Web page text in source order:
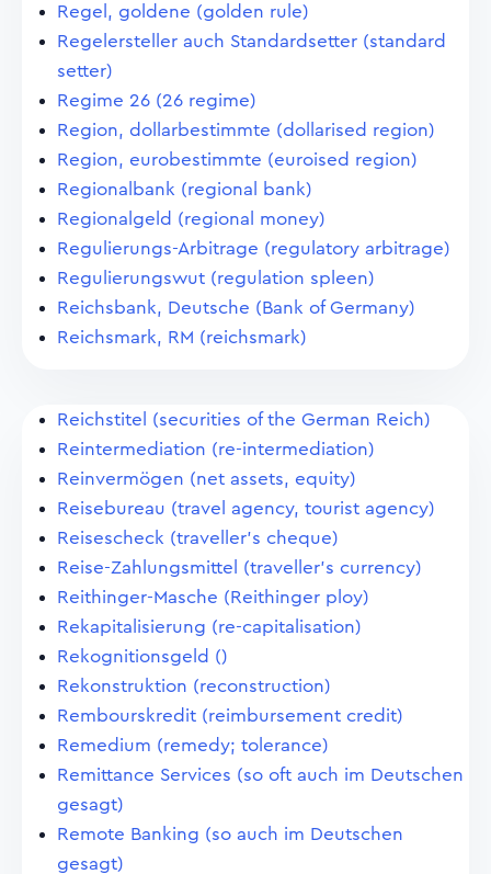
Regel, goldene (golden rule)
Regelersteller auch Standardsetter (standard
setter)
Regime 26 (26 regime)
Region, dollarbestimmte (dollarised region)
Region, eurobestimmte (euroised region)
Regionalbank (regional bank)
Regionalgeld (regional money)
Regulierungs-Arbitrage (regulatory arbitrage)
Regulierungswut (regulation spleen)
Reichsbank, Deutsche (Bank of Germany)
Reichsmark, RM (reichsmark)
Reichstitel (securities of the German Reich)
Reintermediation (re-intermediation)
Reinvermögen (net assets, equity)
Reisebureau (travel agency, tourist agency)
Reisescheck (traveller's cheque)
Reise-Zahlungsmittel (traveller's currency)
Reithinger-Masche (Reithinger ploy)
Rekapitalisierung (re-capitalisation)
Rekognitionsgeld ()
Rekonstruktion (reconstruction)
Rembourskredit (reimbursement credit)
Remedium (remedy; tolerance)
Remittance Services (so oft auch im Deutschen
gesagt)
Remote Banking (so auch im Deutschen
gesagt)